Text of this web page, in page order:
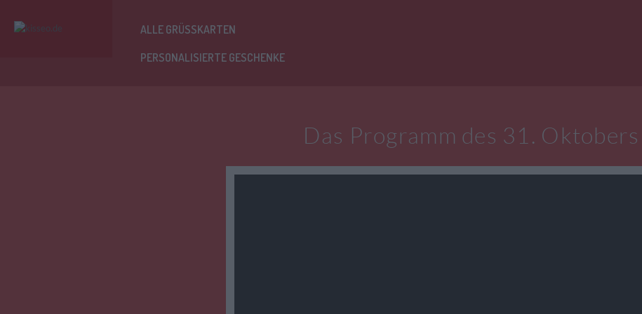
ALLE GRÜSSKARTEN
PERSONALISIERTE GESCHENKE
Das Programm des 31. Oktobers